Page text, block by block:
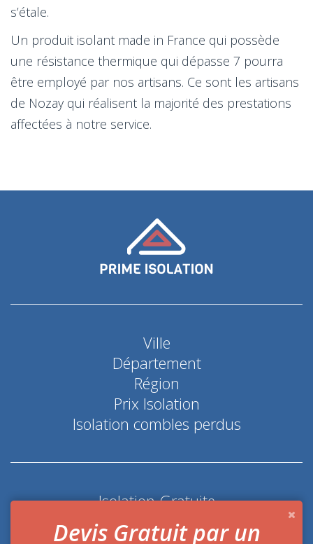
s’étale.
Un produit isolant made in France qui possède
une résistance thermique qui dépasse 7 pourra
être employé par nos artisans. Ce sont les artisans
de Nozay qui réalisent la majorité des prestations
affectées à notre service.
Ville
Département
Région
Prix Isolation
Isolation combles perdus
Isolation Gratuite
Coup de pouce économie d'énergie
Devis Gratuit par un